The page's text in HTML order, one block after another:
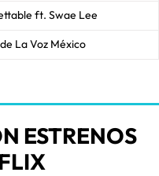
ft. Swae Lee
La Voz México
ESTRENOS